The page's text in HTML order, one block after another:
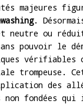
majeures
.
neutre ou
pouvoir le
vérifiables
trompeuse.
des
non fondées